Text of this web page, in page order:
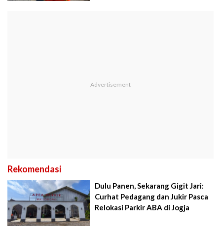
Rekomendasi
Dulu Panen, Sekarang Gigit Jari:
Curhat Pedagang dan Jukir Pasca
Relokasi Parkir ABA di Jogja